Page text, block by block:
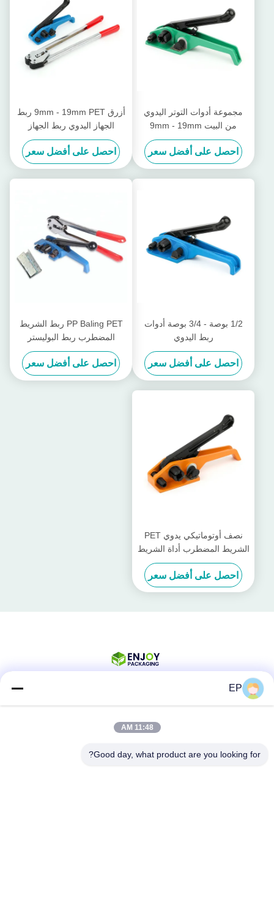
مجموعة أدوات التوتر اليدوي
من البيت 9mm - 19mm
احصل على أفضل سعر
أزرق 9mm - 19mm PET ربط
الجهاز اليدوي ربط الجهاز
احصل على أفضل سعر
1/2 بوصة - 3/4 بوصة أدوات
ربط اليدوي
احصل على أفضل سعر
PP Baling PET ربط الشريط
المضطرب ربط البوليستر
الضغط الثقيل ربط الشريط
المضطرب
احصل على أفضل سعر
نصف أوتوماتيكي يدوي PET
الشريط المضطرب أداة الشريط
البلاستيكية آلة التقطيب
المحمولة
احصل على أفضل سعر
EP
11:48 AM
Good day, what product are you looking for?